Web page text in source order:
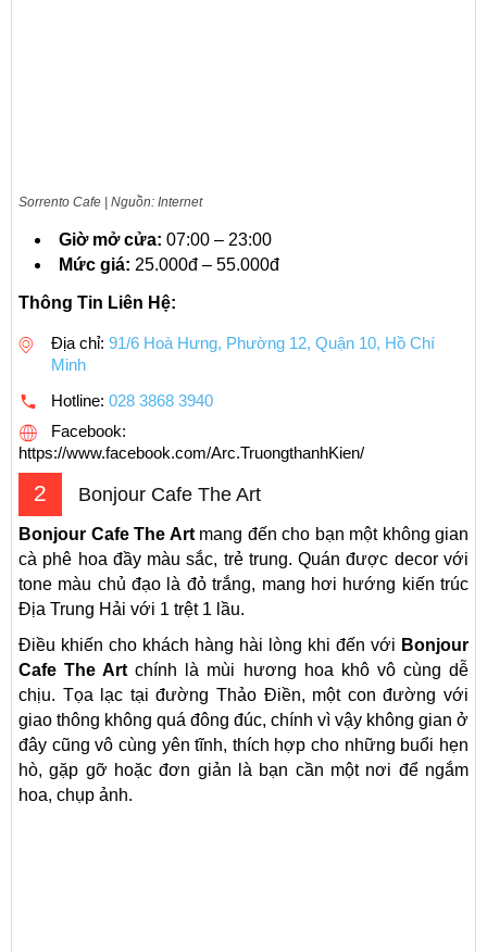
Sorrento Cafe | Nguồn: Internet
Giờ mở cửa: 07:00 – 23:00
Mức giá: 25.000đ – 55.000đ
Thông Tin Liên Hệ:
Địa chỉ: 91/6 Hoà Hưng, Phường 12, Quận 10, Hồ Chí
Minh
Hotline: 028 3868 3940
Facebook:
https://www.facebook.com/Arc.TruongthanhKien/
2 Bonjour Cafe The Art
Bonjour Cafe The Artmang đến cho bạn một không gian
cà phê hoa đầy màu sắc, trẻ trung. Quán được decor với
tone màu chủ đạo là đỏ trắng, mang hơi hướng kiến trúc
Địa Trung Hải với 1 trệt 1 lầu.
Điều khiến cho khách hàng hài lòng khi đến với Bonjour
Cafe The Art chính là mùi hương hoa khô vô cùng dễ
chịu. Tọa lạc tại đường Thảo Điền, một con đường với
giao thông không quá đông đúc, chính vì vậy không gian ở
đây cũng vô cùng yên tĩnh, thích hợp cho những buổi hẹn
hò, gặp gỡ hoặc đơn giản là bạn cần một nơi để ngắm
hoa, chụp ảnh.